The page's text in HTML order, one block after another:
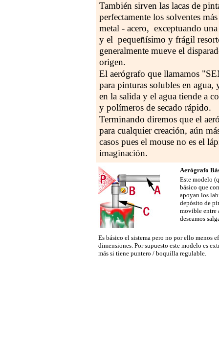
También sirven las lacas de
perfectamente los solventes
metal - acero, exceptuando
y el pequeñísimo y frágil
generalmente mueve el
origen.
El aerógrafo que llamamos
para pinturas solubles en
en la salida y el agua tiende a
y polímeros de secado rápido.
Terminando diremos que el
para cualquier creación, aún
casos pues el mouse no es el
imaginación.
Aerógrafo
Este modelo
básico que
apoyan los
depósito de
movible entre
deseamos
Es básico el sistema pero no por ello menos
dimensiones. Por supuesto este modelo es
más si tiene puntero / boquilla regulable.